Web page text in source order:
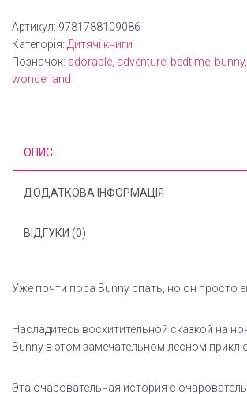
Артикул: 9781788109086
Категорія: Дитячі книги
Позначок: adorable adventure bedtime bunny,
wonderland
ОПИС
ДОДАТКОВА ІНФОРМАЦІЯ
ВІДГУКИ (0)
Уже почти пора Bunny спать, но он просто
Насладитесь восхитительной сказкой на
Bunny в этом замечательном лесном
Эта очаровательная история с